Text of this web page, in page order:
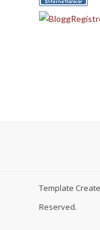
Template
Reserved.